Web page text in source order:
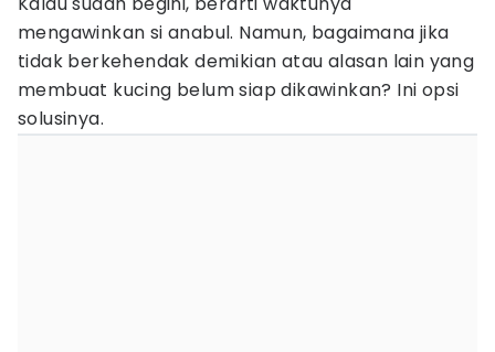
mengawinkan si anabul. Namun, bagaimana jika
tidak berkehendak demikian atau alasan lain yang
membuat kucing belum siap dikawinkan? Ini opsi
solusinya.